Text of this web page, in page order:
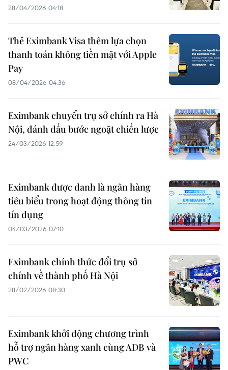
28/04/2026 04:18
Thẻ Eximbank Visa thêm lựa chọn
thanh toán không tiền mặt với Apple
Pay
08/04/2026 04:36
Eximbank chuyển trụ sở chính ra Hà
Nội, đánh dấu bước ngoặt chiến lược
24/03/2026 12:59
Eximbank được danh là ngân hàng
tiêu biểu trong hoạt động thông tin
tín dụng
04/03/2026 07:10
Eximbank chính thức đổi trụ sở
chính về thành phố Hà Nội
28/02/2026 08:30
Eximbank khởi động chương trình
hỗ trợ ngân hàng xanh cùng ADB và
PWC